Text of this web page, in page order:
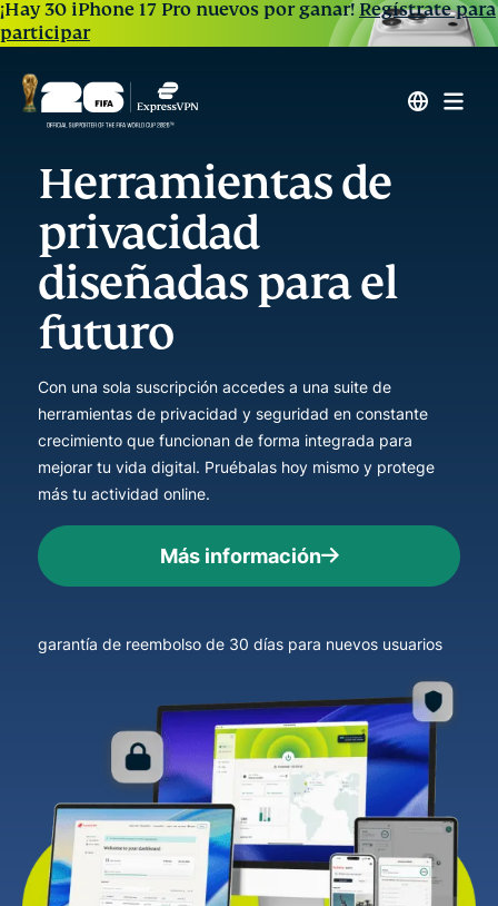
¡Hay 30 iPhone 17 Pro nuevos por ganar!Regístrate para
participar
Herramientas de
privacidad
diseñadas para el
futuro
Con una sola suscripción accedes a una suite de
herramientas de privacidad y seguridad en constante
crecimiento que funcionan de forma integrada para
mejorar tu vida digital. Pruébalas hoy mismo y protege
más tu actividad online.
Más información
garantía de reembolso de 30 días para nuevos usuarios